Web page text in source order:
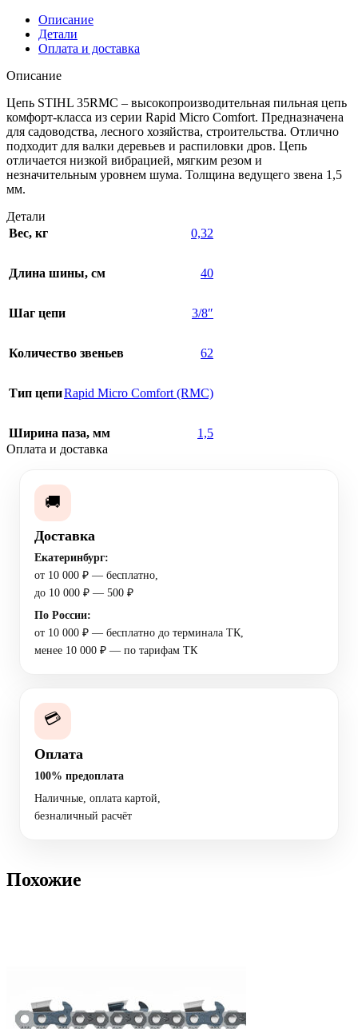
Описание
Детали
Оплата и доставка
Описание
Цепь STIHL 35RMС – высокопроизводительная пильная цепь
комфорт-класса из серии Rapid Micro Comfort. Предназначена
для садоводства, лесного хозяйства, строительства. Отлично
подходит для валки деревьев и распиловки дров. Цепь
отличается низкой вибрацией, мягким резом и
незначительным уровнем шума. Толщина ведущего звена 1,5
мм.
Детали
Вес, кг
0,32
Длина шины, см 40
Шаг цепи 3/8″
Количество звеньев 62
Тип цепиRapid Micro Comfort (RMC)
Ширина паза, мм
1,5
Оплата и доставка
🚚
Доставка
Екатеринбург:
от 10 000 ₽ — бесплатно,
до 10 000 ₽ — 500 ₽
По России:
от 10 000 ₽ — бесплатно до терминала ТК,
менее 10 000 ₽ — по тарифам ТК
💳
Оплата
100% предоплата
Наличные, оплата картой,
безналичный расчёт
Похожие